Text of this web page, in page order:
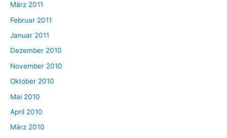
März 2011
Februar 2011
Januar 2011
Dezember 2010
November 2010
Oktober 2010
Mai 2010
April 2010
März 2010